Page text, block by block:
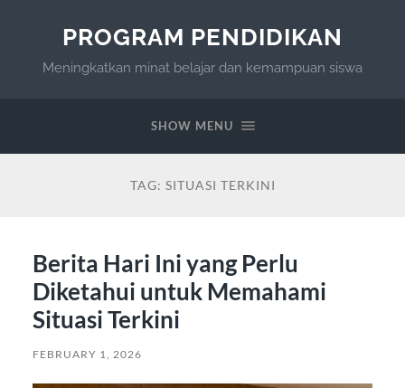
PROGRAM PENDIDIKAN
Meningkatkan minat belajar dan kemampuan siswa
SHOW MENU
TAG: SITUASI TERKINI
Berita Hari Ini yang Perlu
Diketahui untuk Memahami
Situasi Terkini
FEBRUARY 1, 2026